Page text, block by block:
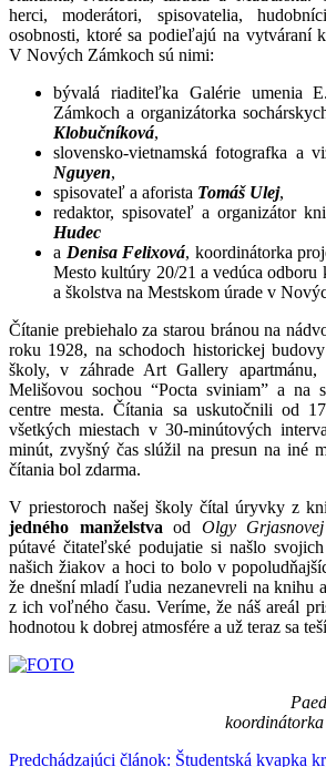
herci, moderátori, spisovatelia,
osobnosti, ktoré sa podieľajú na vytváraní
V Nových Zámkoch sú nimi:
bývalá riaditeľka Galérie umenia
Zámkoch a organizátorka
Klobučníková,
slovensko-vietnamská fotografka a
Nguyen,
spisovateľ a aforista Tomáš Ulej,
redaktor, spisovateľ a organizátor
Hudec
a Denisa Felixová, koordinátorka
Mesto kultúry 20/21 a vedúca odboru
a školstva na Mestskom úrade v
Čítanie prebiehalo za starou bránou na
roku 1928, na schodoch historickej
školy, v záhrade Art Gallery
Melišovou sochou “Pocta sviniam” a na
centre mesta. Čítania sa uskutočnili od
všetkých miestach v 30-minútových
minút, zvyšný čas slúžil na presun na iné
čítania bol zdarma.
V priestoroch našej školy čítal úryvky z
jedného manželstva od Olgy Grjasnovej
pútavé čitateľské podujatie si našlo
našich žiakov a hoci to bolo v
že dnešní mladí ľudia nezanevreli na knihu
z ich voľného času. Veríme, že náš areál
hodnotou k dobrej atmosfére a už teraz sa
Predchádzajúci článok: Študentská kvapka